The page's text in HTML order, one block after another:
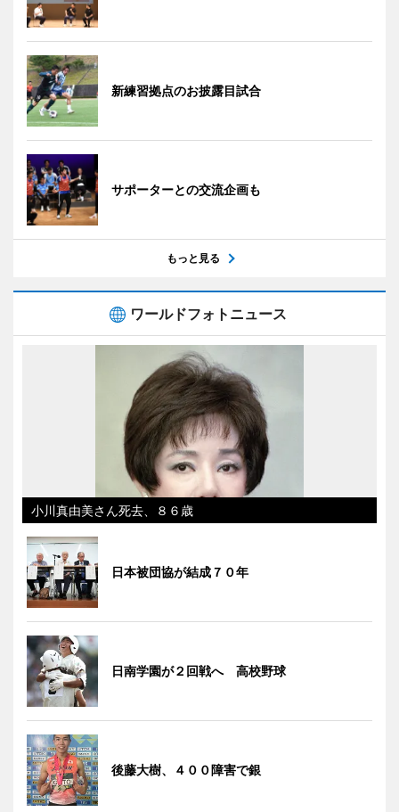
新練習拠点のお披露目試合
サポーターとの交流企画も
もっと見る
ワールドフォトニュース
小川真由美さん死去、８６歳
日本被団協が結成７０年
日南学園が２回戦へ 高校野球
後藤大樹、４００障害で銀